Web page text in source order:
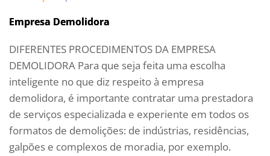
Empresa Demolidora
DIFERENTES PROCEDIMENTOS DA EMPRESA
DEMOLIDORA Para que seja feita uma escolha
inteligente no que diz respeito à empresa
demolidora, é importante contratar uma prestadora
de serviços especializada e experiente em todos os
formatos de demolições: de indústrias, residências,
galpões e complexos de moradia, por exemplo.